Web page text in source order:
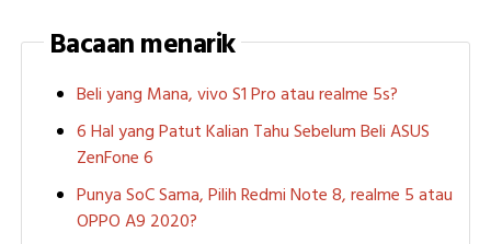
Bacaan menarik
Beli yang Mana, vivo S1 Pro atau realme 5s?
6 Hal yang Patut Kalian Tahu Sebelum Beli ASUS
ZenFone 6
Punya SoC Sama, Pilih Redmi Note 8, realme 5 atau
OPPO A9 2020?